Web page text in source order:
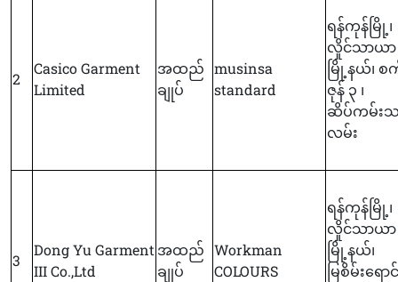
2
Casico Garment
Limited
အထည်
ချုပ်
musinsa
standard
ရန်ကုန်မြို့၊
လှိုင်သာယာ
မြို့နယ်၊ စ
ဇုန် ၃ ၊
ဆိပ်ကမ်းသ
လမ်း
3
Dong Yu Garment
III Co.,Ltd
အထည်
ချုပ်
Workman
COLOURS
ရန်ကုန်မြို့၊
လှိုင်သာယာ
မြို့နယ်၊
မြစိမ်းရော